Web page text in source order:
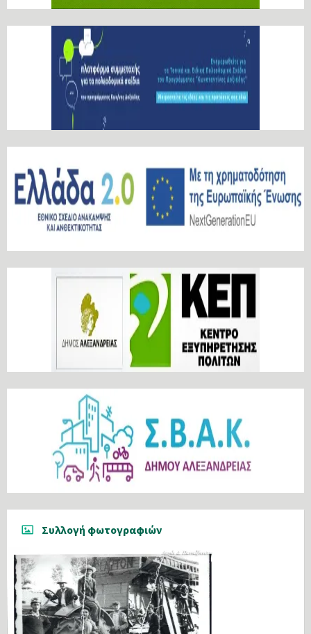
Συλλογή φωτογραφιών